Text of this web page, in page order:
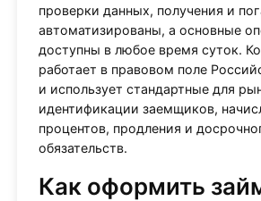
проверки данных, получения и
автоматизированы, а основные
доступны в любое время суток.
работает в правовом поле
и использует стандартные для
идентификации заемщиков,
процентов, продления и
обязательств.
Как оформить